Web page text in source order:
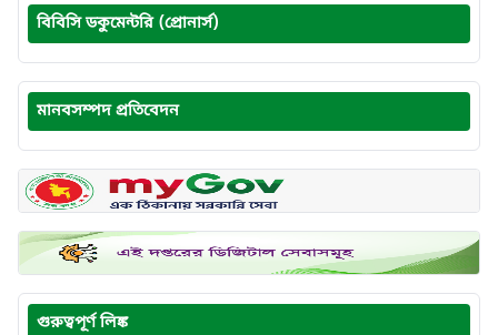
বিবিসি ডকুমেন্টরি (প্রোনার্স)
মানবসম্পদ প্রতিবেদন
গুরুত্বপূর্ণ লিঙ্ক